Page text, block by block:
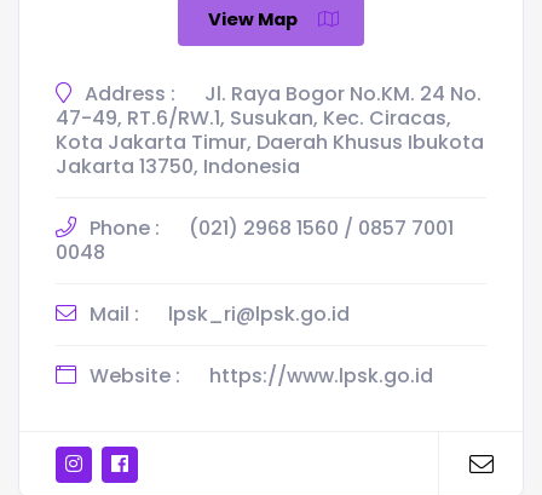
View Map
Address :
Jl. Raya Bogor No.KM. 24 No.
47-49, RT.6/RW.1, Susukan, Kec. Ciracas,
Kota Jakarta Timur, Daerah Khusus Ibukota
Jakarta 13750, Indonesia
Phone :
(021) 2968 1560 / 0857 7001
0048
Mail : lpsk_ri@lpsk.go.id
Website : https://www.lpsk.go.id